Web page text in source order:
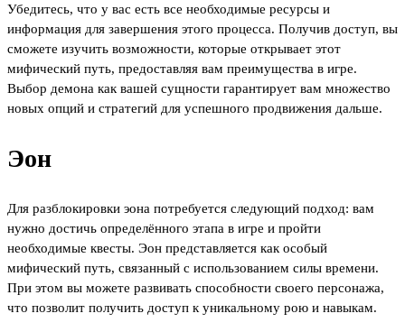
Убедитесь, что у вас есть все необходимые ресурсы и
информация для завершения этого процесса. Получив доступ, вы
сможете изучить возможности, которые открывает этот
мифический путь, предоставляя вам преимущества в игре.
Выбор демона как вашей сущности гарантирует вам множество
новых опций и стратегий для успешного продвижения дальше.
Эон
Для разблокировки эона потребуется следующий подход: вам
нужно достичь определённого этапа в игре и пройти
необходимые квесты. Эон представляется как особый
мифический путь, связанный с использованием силы времени.
При этом вы можете развивать способности своего персонажа,
что позволит получить доступ к уникальному рою и навыкам.